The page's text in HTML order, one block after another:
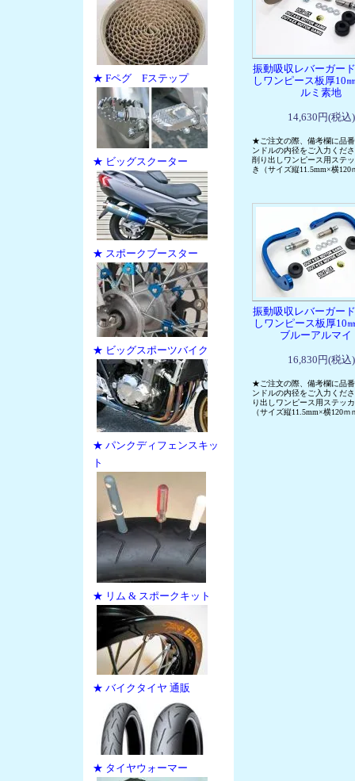
★ Fペグ Fステップ
★ ビッグスクーター
★ スポークブースター
★ ビッグスポーツバイク
★ パンクディフェンスキッ
ト
★ リム & スポークキット
★ バイクタイヤ 通販
★ タイヤウォーマー
振動吸収レバーガー
しワンピース板厚10
ルミ素地
14,630円(税込)
★ご注文の際、備考欄に品
ンドルの内径をご入力く
削り出しワンピース用ステ
き（サイズ縦11.5mm×横120
振動吸収レバーガー
しワンピース板厚
ブルーアルマイ
16,830円(税込)
★ご注文の際、備考欄に品
ンドルの内径をご入力くだ
り出しワンピース用ステッ
（サイズ縦11.5mm×横120ｍ